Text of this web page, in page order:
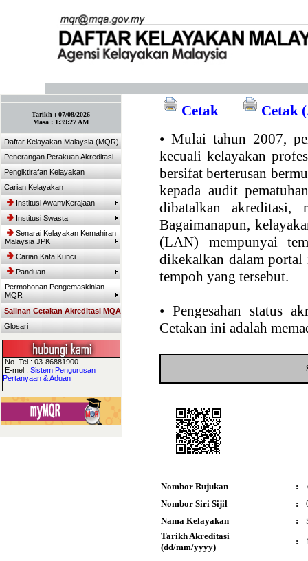
Tarikh : 07/08/2026
Masa : 1:39:27 AM
Daftar Kelayakan Malaysia (MQR)
Penerangan Perakuan Akreditasi
Pengiktirafan Kelayakan
Carian Kelayakan
Institusi Awam/Kerajaan
Institusi Swasta
Senarai Kelayakan Kemahiran
Malaysia JPK
Carian Kata Kunci
Panduan
Permohonan Pengemaskinian
MQR
Salinan Cetakan Akreditasi MQA
Glosari
No. Tel : 03-86881900
E-mel : Sistem Pengurusan
Pertanyaan & Aduan
Cetak
Cetak
• Mulai tahun 2007,
kecuali kelayakan
bersifat berterusan
kepada audit
dibatalkan akreditasi,
Bagaimanapun,
(LAN) mempunyai
dikekalkan dalam portal
tempoh yang tersebut.
• Pengesahan status
Cetakan ini adalah
Nombor Rujukan :
Nombor Siri Sijil
:
Nama Kelayakan
:
Tarikh Akreditasi
(dd/mm/yyyy)
: